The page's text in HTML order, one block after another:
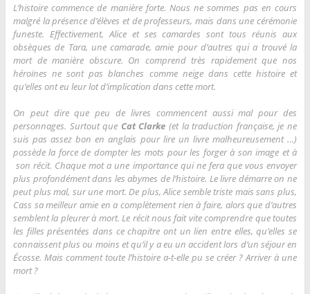
L’histoire commence de manière forte. Nous ne sommes pas en cours
malgré la présence d’élèves et de professeurs, mais dans une cérémonie
funeste. Effectivement, Alice et ses camardes sont tous réunis aux
obsèques de Tara, une camarade, amie pour d’autres qui a trouvé la
mort de manière obscure. On comprend très rapidement que nos
héroïnes ne sont pas blanches comme neige dans cette histoire et
qu’elles ont eu leur lot d’implication dans cette mort.
On peut dire que peu de livres commencent aussi mal pour des
personnages. Surtout que Cat Clarke (et la traduction française, je ne
suis pas assez bon en anglais pour lire un livre malheureusement …)
possède la force de dompter les mots pour les forger à son image et à
son récit. Chaque mot a une importance qui ne fera que vous envoyer
plus profondément dans les abymes de l’histoire. Le livre démarre on ne
peut plus mal, sur une mort. De plus, Alice semble triste mais sans plus,
Cass sa meilleur amie en a complètement rien à faire, alors que d’autres
semblent la pleurer à mort. Le récit nous fait vite comprendre que toutes
les filles présentées dans ce chapitre ont un lien entre elles, qu’elles se
connaissent plus ou moins et qu’il y a eu un accident lors d’un séjour en
Écosse. Mais comment toute l’histoire a-t-elle pu se créer ? Arriver à une
mort ?